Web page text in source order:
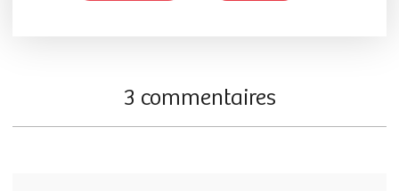
3 commentaires